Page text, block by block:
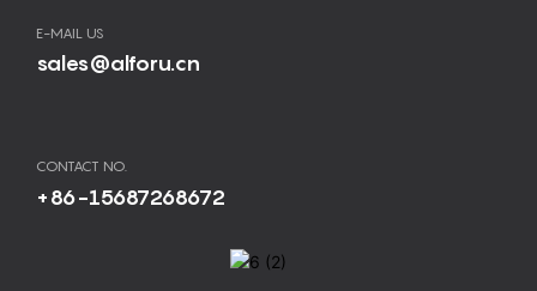
E-MAIL US
sales@alforu.cn
CONTACT NO.
+86-15687268672